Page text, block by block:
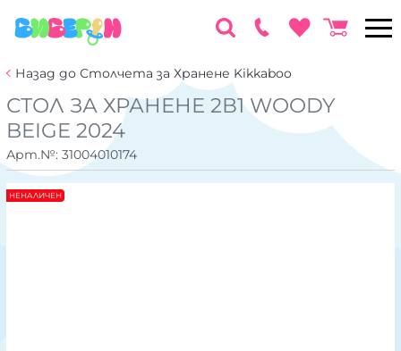
Назад до Столчета за Хранене Kikkaboo
СТОЛ ЗА ХРАНЕНЕ 2В1 WOODY
BEIGE 2024
Арт.№: 31004010174
НЕНАЛИЧЕН